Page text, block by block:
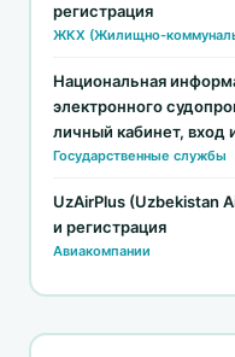
регистрация
ЖКХ (Жилищно-
Национальная
электронного
личный кабинет, вход
Государственные службы
UzAirPlus (Uzbekistan
и регистрация
Авиакомпании